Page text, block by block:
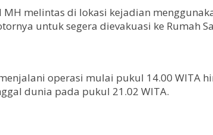
melintas di lokasi kejadian
untuk segera dievakuasi ke Rumah
operasi mulai pukul 14.00 WITA
dunia pada pukul 21.02 WITA.